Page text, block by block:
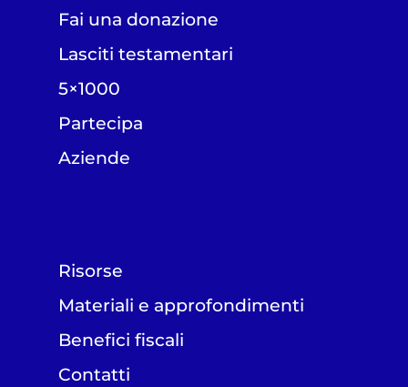
Fai una donazione
Lasciti testamentari
5×1000
Partecipa
Aziende
Risorse
Materiali e approfondimenti
Benefici fiscali
Contatti